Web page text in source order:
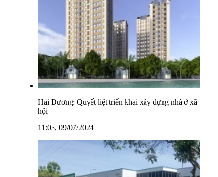
Hải Dương: Quyết liệt triển khai xây dựng nhà ở xã
hội
11:03, 09/07/2024